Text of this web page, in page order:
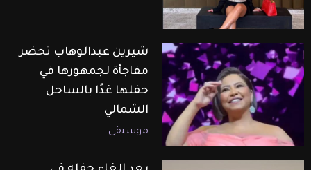
شيرين عبدالوهاب تحضر
مفاجأة لجمهورها في
حفلها غدًا بالساحل
الشمالي
موسيقى